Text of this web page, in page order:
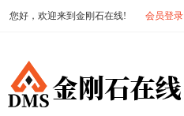
您好，欢迎来到金刚石在线! 会员登录